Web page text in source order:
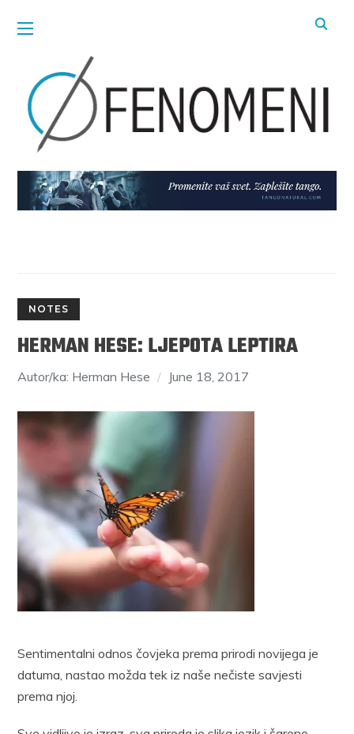
NOTES
HERMAN HESE: LJEPOTA LEPTIRA
Autor/ka: Herman Hese June 18, 2017
Sentimentalni odnos čovjeka prema prirodi novijega je
datuma, nastao možda tek iz naše nečiste savjesti
prema njoj.